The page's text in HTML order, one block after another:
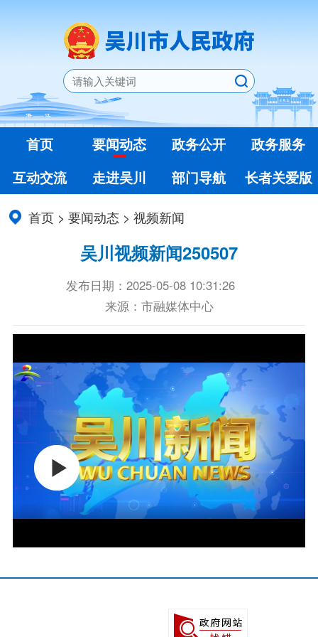
首页 要闻动态 政务公开
政务服务
互动交流
走进吴川 部门导航 长者关爱版
首页 >要闻动态 >视频新闻
吴川视频新闻250507
发布日期：2025-05-08 10:31:26
来源：市融媒体中心